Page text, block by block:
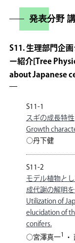
発表分野
S11. 生理部門企
ー紹介[Tree
about Japanese
S11-1
スギの成長特性
Growth
○丹下健
S11-2
モデル植物と
成代謝の解明
Utilization of
elucidation of
conifers.
○宮澤真一1